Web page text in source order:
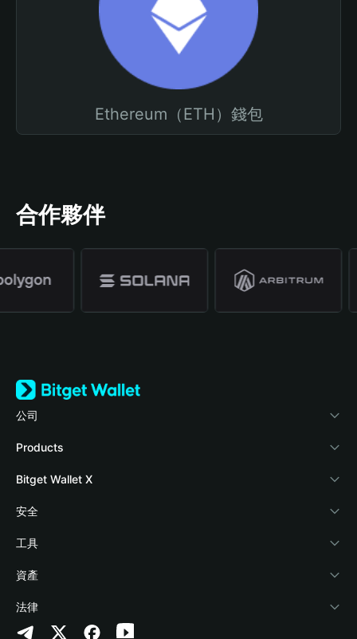
Ethereum（ETH）錢包
合作夥伴
公司
關於 Bitget Wallet
部落格
學院
加密資訊
幫助中心
‌聯繫我們
Products
Crypto Card
Stablecoin Earn
Payfi Crypto
Crypto Swap API
Altcoin Season Index
Bitget Wallet X
開發者文件
連接錢包
Bitget Wallet Pay
合作上架
安全
風險保障基金
安全防護技術
工具
快捷買幣
授權檢測
資產
Arbitrum
法律